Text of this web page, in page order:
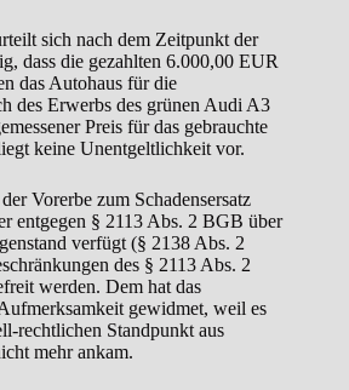
sich nach dem Zeitpunkt der
dass die gezahlten 6.000,00 EUR
das Autohaus für die
des Erwerbs des grünen Audi A3
Preis für das gebrauchte
keine Unentgeltlichkeit vor.
Vorerbe zum Schadensersatz
entgegen § 2113 Abs. 2 BGB über
verfügt (§ 2138 Abs. 2
des § 2113 Abs. 2
werden. Dem hat das
gewidmet, weil es
rechtlichen Standpunkt aus
mehr ankam.